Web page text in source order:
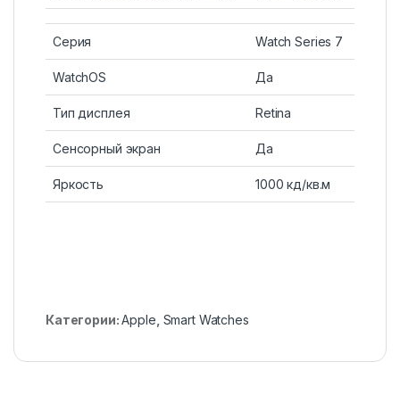
Серия Watch Series 7
WatchOS Да
Тип дисплея Retina
Сенсорный экран Да
Яркость 1000 кд/кв.м
Категории:Apple Smart Watches